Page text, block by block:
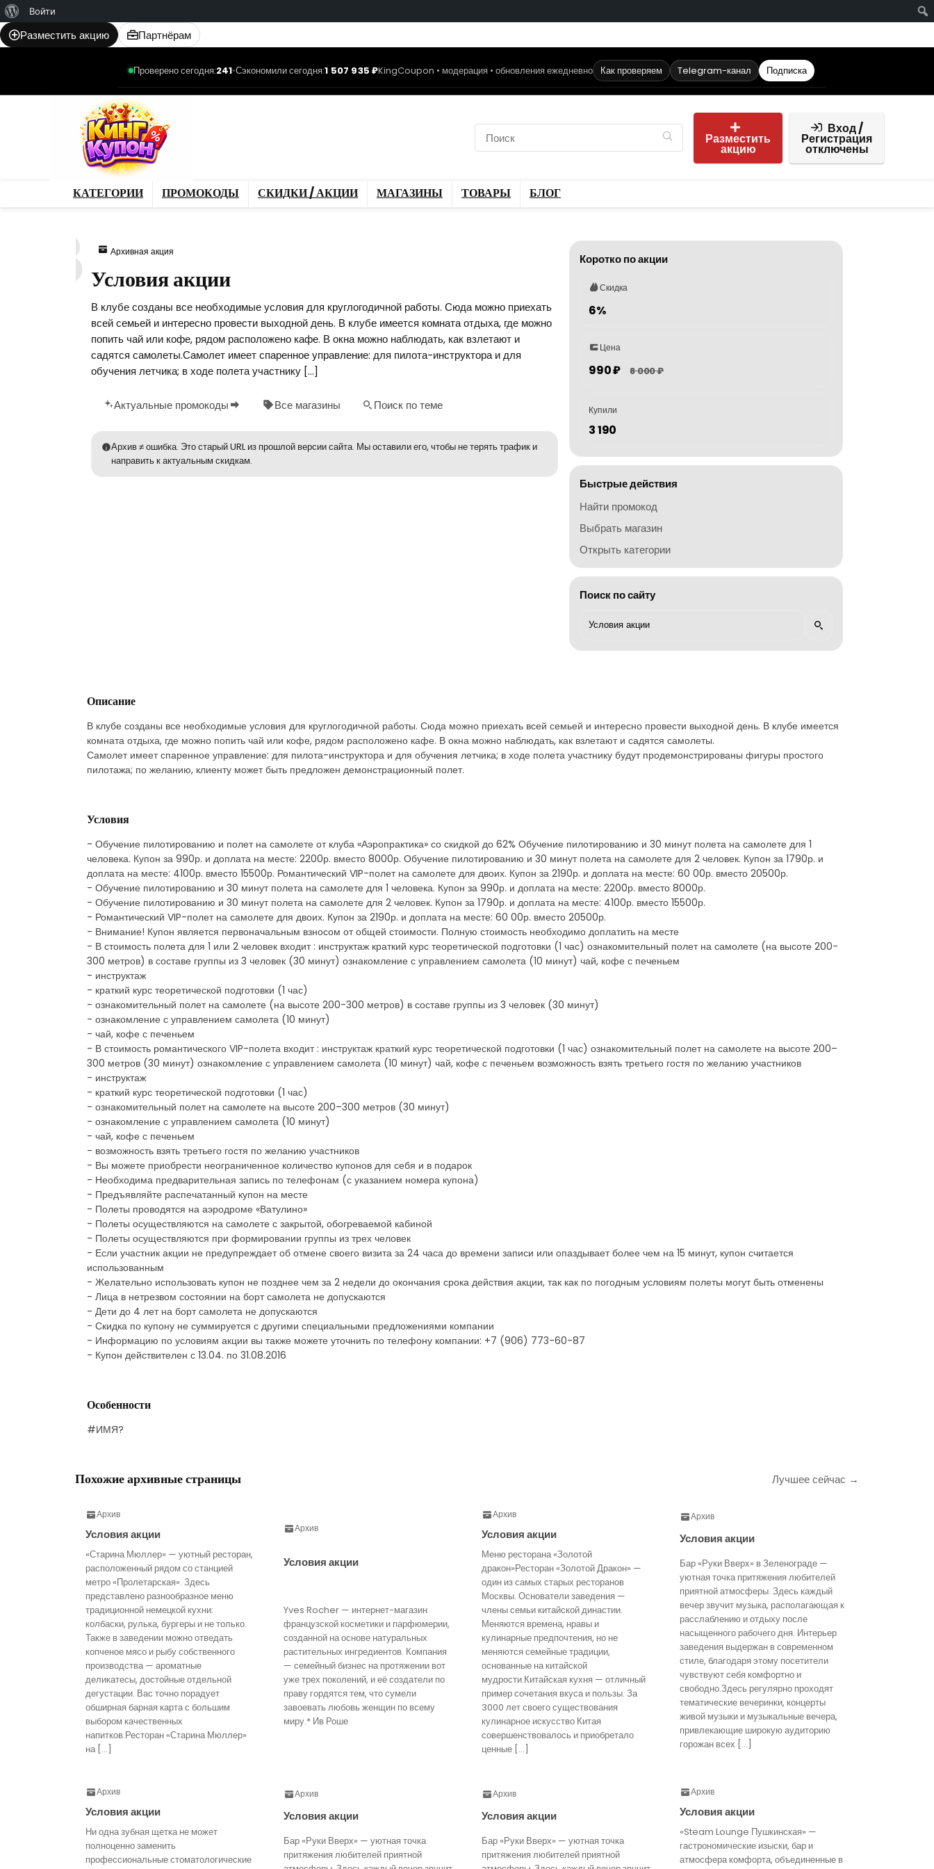
WordPress
Войти
Разместить акцию Партнёрам
Проверено сегодня:241•Сэкономили сегодня:1 507 935 ₽KingCoupon • модерация • обновления ежедневно Как проверяем Telegram-канал Подписка
Разместить
акцию
Вход /
Регистрация
отключены
КАТЕГОРИИ ПРОМОКОДЫ СКИДКИ / АКЦИИ МАГАЗИНЫ ТОВАРЫ БЛОГ
Архивная акция
Условия акции
В клубе созданы все необходимые условия для круглогодичной работы. Сюда можно приехать
всей семьей и интересно провести выходной день. В клубе имеется комната отдыха, где можно
попить чай или кофе, рядом расположено кафе. В окна можно наблюдать, как взлетают и
садятся самолеты.Самолет имеет спаренное управление: для пилота-инструктора и для
обучения летчика; в ходе полета участнику […]
Актуальные промокоды Все магазины Поиск по теме
Архив ≠ ошибка. Это старый URL из прошлой версии сайта. Мы оставили его, чтобы не терять трафик и
направить к актуальным скидкам.
Коротко по акции
Скидка
6%
Цена
990 ₽ 8 000 ₽
Купили
3 190
Быстрые действия
Найти промокод
Выбрать магазин
Открыть категории
Поиск по сайту
Описание
В клубе созданы все необходимые условия для круглогодичной работы. Сюда можно приехать всей семьей и интересно провести выходной день. В клубе имеется
комната отдыха, где можно попить чай или кофе, рядом расположено кафе. В окна можно наблюдать, как взлетают и садятся самолеты.
Самолет имеет спаренное управление: для пилота-инструктора и для обучения летчика; в ходе полета участнику будут продемонстрированы фигуры простого
пилотажа; по желанию, клиенту может быть предложен демонстрационный полет.
Условия
- Обучение пилотированию и полет на самолете от клуба «Аэропрактика» со скидкой до 62% Обучение пилотированию и 30 минут полета на самолете для 1
человека. Купон за 990р. и доплата на месте: 2200р. вместо 8000р. Обучение пилотированию и 30 минут полета на самолете для 2 человек. Купон за 1790р. и
доплата на месте: 4100р. вместо 15500р. Романтический VIP-полет на самолете для двоих. Купон за 2190р. и доплата на месте: 60 00р. вместо 20500р.
- Обучение пилотированию и 30 минут полета на самолете для 1 человека. Купон за 990р. и доплата на месте: 2200р. вместо 8000р.
- Обучение пилотированию и 30 минут полета на самолете для 2 человек. Купон за 1790р. и доплата на месте: 4100р. вместо 15500р.
- Романтический VIP-полет на самолете для двоих. Купон за 2190р. и доплата на месте: 60 00р. вместо 20500р.
- Внимание! Купон является первоначальным взносом от общей стоимости. Полную стоимость необходимо доплатить на месте
- В стоимость полета для 1 или 2 человек входит : инструктаж краткий курс теоретической подготовки (1 час) ознакомительный полет на самолете (на высоте 200-
300 метров) в составе группы из 3 человек (30 минут) ознакомление с управлением самолета (10 минут) чай, кофе с печеньем
- инструктаж
- краткий курс теоретической подготовки (1 час)
- ознакомительный полет на самолете (на высоте 200-300 метров) в составе группы из 3 человек (30 минут)
- ознакомление с управлением самолета (10 минут)
- чай, кофе с печеньем
- В стоимость романтического VIP-полета входит : инструктаж краткий курс теоретической подготовки (1 час) ознакомительный полет на самолете на высоте 200–
300 метров (30 минут) ознакомление с управлением самолета (10 минут) чай, кофе с печеньем возможность взять третьего гостя по желанию участников
- инструктаж
- краткий курс теоретической подготовки (1 час)
- ознакомительный полет на самолете на высоте 200–300 метров (30 минут)
- ознакомление с управлением самолета (10 минут)
- чай, кофе с печеньем
- возможность взять третьего гостя по желанию участников
- Вы можете приобрести неограниченное количество купонов для себя и в подарок
- Необходима предварительная запись по телефонам (с указанием номера купона)
- Предъявляйте распечатанный купон на месте
- Полеты проводятся на аэродроме «Ватулино»
- Полеты осуществляются на самолете с закрытой, обогреваемой кабиной
- Полеты осуществляются при формировании группы из трех человек
- Если участник акции не предупреждает об отмене своего визита за 24 часа до времени записи или опаздывает более чем на 15 минут, купон считается
использованным
- Желательно использовать купон не позднее чем за 2 недели до окончания срока действия акции, так как по погодным условиям полеты могут быть отменены
- Лица в нетрезвом состоянии на борт самолета не допускаются
- Дети до 4 лет на борт самолета не допускаются
- Скидка по купону не суммируется с другими специальными предложениями компании
- Информацию по условиям акции вы также можете уточнить по телефону компании: +7 (906) 773-60-87
- Купон действителен с 13.04. по 31.08.2016
Особенности
#ИМЯ?
Похожие архивные страницы Лучшее сейчас →
Архив
Условия акции
«Старина Мюллер» — уютный ресторан,
расположенный рядом со станцией
метро «Пролетарская». Здесь
представлено разнообразное меню
традиционной немецкой кухни:
колбаски, рулька, бургеры и не только.
Также в заведении можно отведать
копченое мясо и рыбу собственного
производства — ароматные
деликатесы, достойные отдельной
дегустации. Вас точно порадует
обширная барная карта с большим
выбором качественных
напитков.Ресторан «Старина Мюллер»
на […]
Архив
Условия акции
Yves Rocher — интернет-магазин
французской косметики и парфюмерии,
созданной на основе натуральных
растительных ингредиентов. Компания
— семейный бизнес на протяжении вот
уже трех поколений, и её создатели по
праву гордятся тем, что сумели
завоевать любовь женщин по всему
миру.* Ив Роше
Архив
Условия акции
Меню ресторана «Золотой
дракон»Ресторан «Золотой Дракон» —
один из самых старых ресторанов
Москвы. Основатели заведения —
члены семьи китайской династии.
Меняются времена, нравы и
кулинарные предпочтения, но не
меняются семейные традиции,
основанные на китайской
мудрости.Китайская кухня — отличный
пример сочетания вкуса и пользы. За
3000 лет своего существования
кулинарное искусство Китая
совершенствовалось и приобретало
ценные […]
Архив
Условия акции
Бар «Руки Вверх» в Зеленограде —
уютная точка притяжения любителей
приятной атмосферы. Здесь каждый
вечер звучит музыка, располагающая к
расслаблению и отдыху после
насыщенного рабочего дня. Интерьер
заведения выдержан в современном
стиле, благодаря этому посетители
чувствуют себя комфортно и
свободно.Здесь регулярно проходят
тематические вечеринки, концерты
живой музыки и музыкальные вечера,
привлекающие широкую аудиторию
горожан всех […]
Архив
Условия акции
Ни одна зубная щетка не может
полноценно заменить
профессиональные стоматологические
Архив
Условия акции
Бар «Руки Вверх» — уютная точка
притяжения любителей приятной
Архив
Условия акции
Бар «Руки Вверх» — уютная точка
притяжения любителей приятной
Архив
Условия акции
«Steam Lounge Пушкинская» —
гастрономические изыски, бар и
атмосфера комфорта, объединенные в